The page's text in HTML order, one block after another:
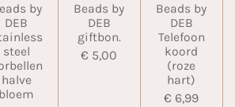
by
DEB
steel
halve
bloem
Beads by
DEB
giftbon.
€ 5,00
Beads by
DEB
Telefoon
koord
(roze
hart)
€ 6,99